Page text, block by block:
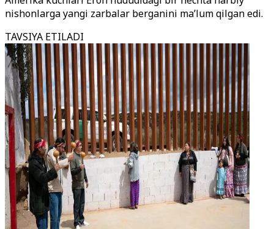
nishonlarga yangi zarbalar berganini ma’lum qilgan edi.
TAVSIYA ETILADI